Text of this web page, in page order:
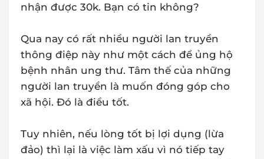
nhận được 30k. Bạn có tin không?
Qua nay có rất nhiều người lan truyền
thông điệp này như một cách để ủng hộ
bệnh nhân ung thư. Tâm thế của những
người lan truyền là muốn đóng góp cho
xã hội. Đó là điều tốt.
Tuy nhiên, nếu lòng tốt bị lợi dụng (lừa
đảo) thì lại là việc làm xấu vì nó tiếp tay